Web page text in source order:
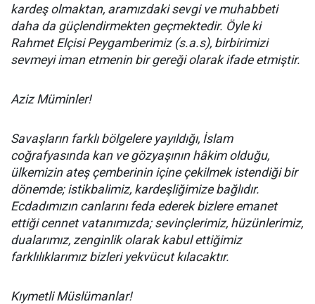
kardeş olmaktan, aramızdaki sevgi ve muhabbeti
daha da güçlendirmekten geçmektedir. Öyle ki
Rahmet Elçisi Peygamberimiz (s.a.s), birbirimizi
sevmeyi iman etmenin bir gereği olarak ifade etmiştir.
Aziz Müminler!
Savaşların farklı bölgelere yayıldığı, İslam
coğrafyasında kan ve gözyaşının hâkim olduğu,
ülkemizin ateş çemberinin içine çekilmek istendiği bir
dönemde; istikbalimiz, kardeşliğimize bağlıdır.
Ecdadımızın canlarını feda ederek bizlere emanet
ettiği cennet vatanımızda; sevinçlerimiz, hüzünlerimiz,
dualarımız, zenginlik olarak kabul ettiğimiz
farklılıklarımız bizleri yekvücut kılacaktır.
Kıymetli Müslümanlar!